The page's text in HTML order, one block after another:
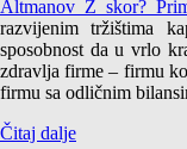
Altmanov Z skor?
razvijenim tržištima
sposobnost da u vrlo
zdravlja firme – firmu
firmu sa odličnim
Čitaj dalje